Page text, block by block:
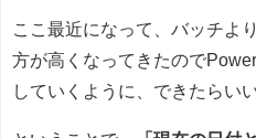
ここ最近になって、バッチよ
方が高くなってきたので
していくように、できたらい